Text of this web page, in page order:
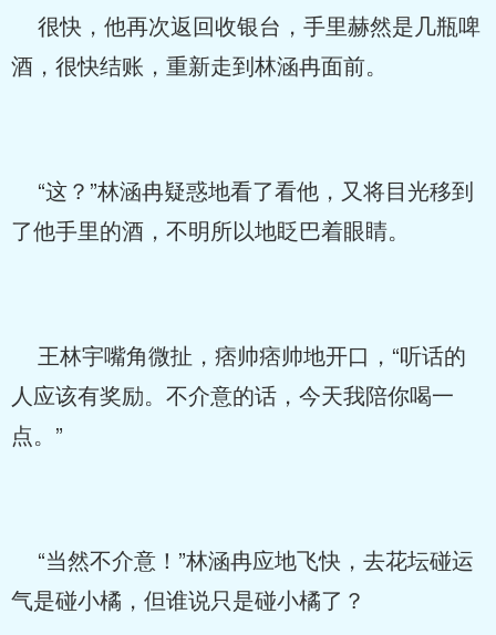
很快，他再次返回收银台，手里赫然是几瓶啤
酒，很快结账，重新走到林涵冉面前。
“这？”林涵冉疑惑地看了看他，又将目光移到
了他手里的酒，不明所以地眨巴着眼睛。
王林宇嘴角微扯，痞帅痞帅地开口，“听话的
人应该有奖励。不介意的话，今天我陪你喝一
点。”
“当然不介意！”林涵冉应地飞快，去花坛碰运
气是碰小橘，但谁说只是碰小橘了？